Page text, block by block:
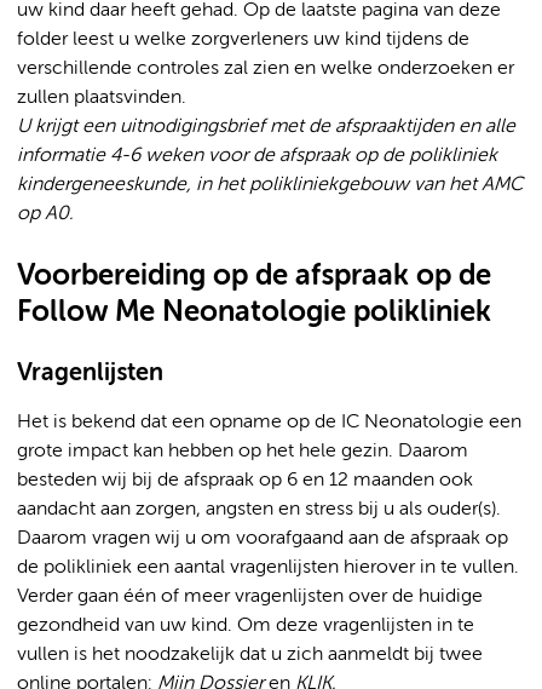
uw kind daar heeft gehad. Op de laatste pagina van deze
folder leest u welke zorgverleners uw kind tijdens de
verschillende controles zal zien en welke onderzoeken er
zullen plaatsvinden.
U krijgt een uitnodigingsbrief met de afspraaktijden en alle
informatie 4-6 weken voor de afspraak op de polikliniek
kindergeneeskunde, in het polikliniekgebouw van het AMC
op A0.
Voorbereiding op de afspraak op de
Follow Me Neonatologie polikliniek
Vragenlijsten
Het is bekend dat een opname op de IC Neonatologie een
grote impact kan hebben op het hele gezin. Daarom
besteden wij bij de afspraak op 6 en 12 maanden ook
aandacht aan zorgen, angsten en stress bij u als ouder(s).
Daarom vragen wij u om voorafgaand aan de afspraak op
de polikliniek een aantal vragenlijsten hierover in te vullen.
Verder gaan één of meer vragenlijsten over de huidige
gezondheid van uw kind. Om deze vragenlijsten in te
vullen is het noodzakelijk dat u zich aanmeldt bij twee
online portalen: Mijn Dossieren KLIK.